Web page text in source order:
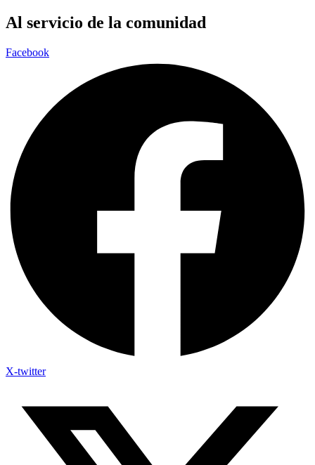
Al servicio de la comunidad
Facebook
X-twitter